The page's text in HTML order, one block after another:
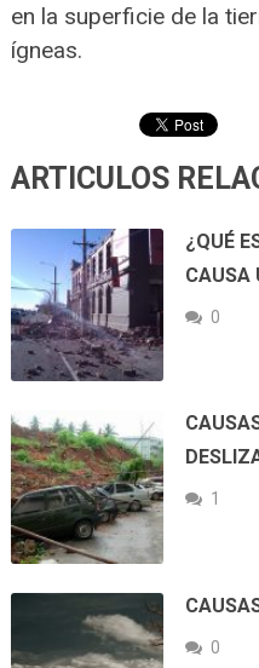
en la superficie de la
ígneas.
ARTICULOS
¿QUÉ
CAUSA
0
1
0